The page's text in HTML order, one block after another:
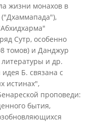
жизни монахов в
("Дхаммапада"),
Сутр, особенно
томов) и Данджур
и др.
Б. связана с
истинах",
проповеди:
бытия,